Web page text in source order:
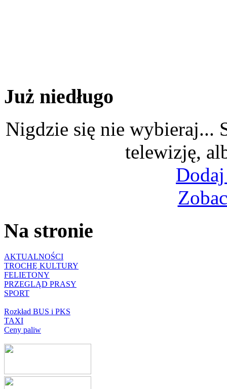
Już niedługo
Nigdzie się nie wybieraj...
telewizję,
Na stronie
AKTUALNOŚCI
TROCHĘ KULTURY
FELIETONY
PRZEGLĄD PRASY
SPORT
Rozkład BUS i PKS
TAXI
Ceny paliw